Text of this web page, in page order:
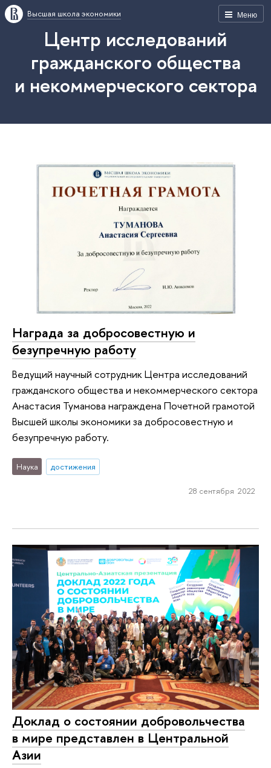
Меню
Высшая школа экономики
Центр исследований
гражданского общества
и некоммерческого сектора
Награда за добросовестную и
безупречную работу
Ведущий научный сотрудник Центра исследований
гражданского общества и некоммерческого сектора
Анастасия Туманова награждена Почетной грамотой
Высшей школы экономики за добросовестную и
безупречную работу.
Наука достижения
28 сентября 2022
Доклад о состоянии добровольчества
в мире представлен в Центральной
Азии